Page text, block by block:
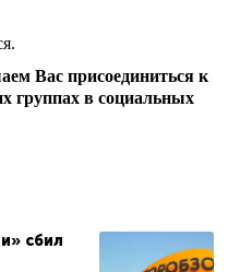
Вас присоединиться к
группах в социальных
сбил